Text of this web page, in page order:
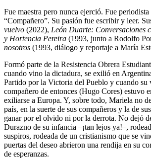
Fue maestra pero nunca ejerció. Fue
“Compañero”. Su pasión fue escribir y leer.
vuelvo (2022), León Duarte: Conversaciones
y Hortencia Pereira (1993, junto a Rodolfo
nosotros (1993, diálogo y reportaje a María
Formó parte de la Resistencia Obrera
cuando vino la dictadura, se exilió en
Partido por la Victoria del Pueblo y cuando su
compañero de entonces (Hugo Cores) estuvo
exiliarse a Europa. Y, sobre todo, Mariela no
país, en la suerte de sus compañeros y la de
ganar por el olvido ni por la derrota. No dejó
Durazno de su infancia –¡tan lejos ya!–,
suspiros, rodeada de un cristianismo que se
puertas del deseo abrieron una rendija en su
de esperanzas.